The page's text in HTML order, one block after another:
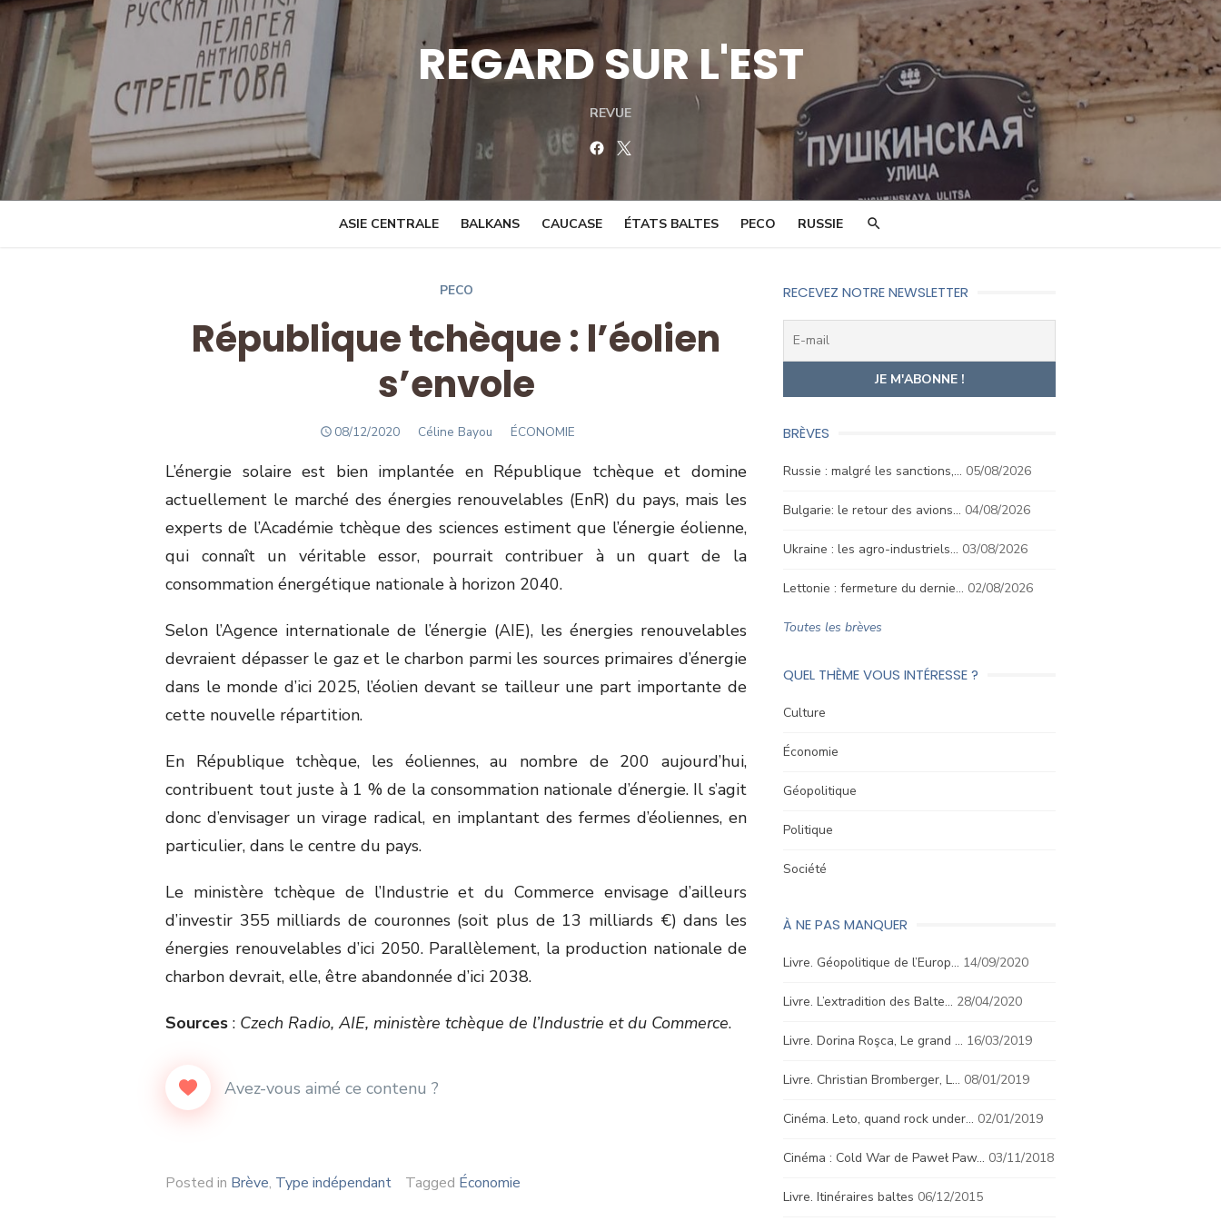
Skip
content
REGARD SUR L'EST
REVUE
Facebook
ASIE CENTRALE BALKANS CAUCASE ÉTATS BALTES PECO RUSSIE
PECO
République tchèque : l’éolien
s’envole
POSTED
08/12/2020 Author
Céline Bayou ÉCONOMIE
L’énergie solaire est bien implantée en République tchèque et domine
actuellement le marché des énergies renouvelables (EnR) du pays, mais les
experts de l’Académie tchèque des sciences estiment que l’énergie éolienne,
qui connaît un véritable essor, pourrait contribuer à un quart de la
consommation énergétique nationale à horizon 2040.
Selon l’Agence internationale de l’énergie (AIE), les énergies renouvelables
devraient dépasser le gaz et le charbon parmi les sources primaires d’énergie
dans le monde d’ici 2025, l’éolien devant se tailleur une part importante de
cette nouvelle répartition.
En République tchèque, les éoliennes, au nombre de 200 aujourd’hui,
contribuent tout juste à 1 % de la consommation nationale d’énergie. Il s’agit
donc d’envisager un virage radical, en implantant des fermes d’éoliennes, en
particulier, dans le centre du pays.
Le ministère tchèque de l’Industrie et du Commerce envisage d’ailleurs
d’investir 355 milliards de couronnes (soit plus de 13 milliards €) dans les
énergies renouvelables d’ici 2050. Parallèlement, la production nationale de
charbon devrait, elle, être abandonnée d’ici 2038.
Sources : Czech Radio, AIE, ministère tchèque de l’Industrie et du Commerce.
Posted in Brève, Type indépendant Tagged Économie
RECEVEZ NOTRE NEWSLETTER
BRÈVES
Russie : malgré les sanctions,… 05/08/2026
Bulgarie: le retour des avions… 04/08/2026
Ukraine : les agro-industriels… 03/08/2026
Lettonie : fermeture du dernie… 02/08/2026
Toutes les brèves
QUEL THÈME VOUS INTÉRESSE ?
Culture
Économie
Géopolitique
Politique
Société
À NE PAS MANQUER
Livre. Géopolitique de l’Europ… 14/09/2020
Livre. L’extradition des Balte… 28/04/2020
Livre. Dorina Roşca, Le grand … 16/03/2019
Livre. Christian Bromberger, L… 08/01/2019
Cinéma. Leto, quand rock under… 02/01/2019
Cinéma : Cold War de Paweł Paw… 03/11/2018
Livre. Itinéraires baltes 06/12/2015